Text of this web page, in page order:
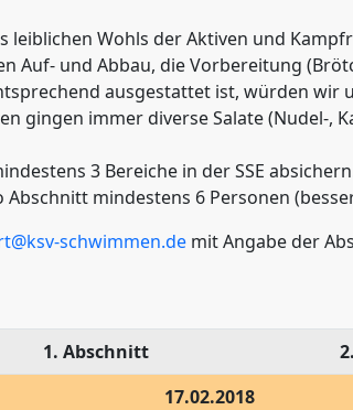
leiblichen Wohls der Aktiven und
Auf- und Abbau, die Vorbereitung
ausgestattet ist, würden
gingen immer diverse Salate (Nudel-,
3 Bereiche in der SSE
mindestens 6 Personen
schwimmen.de mit Angabe der
1. Abschnitt
17.02.2018